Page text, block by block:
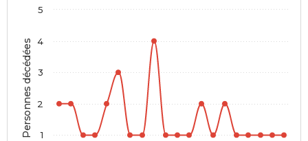
Personnes décédées 1
2
3
4
5